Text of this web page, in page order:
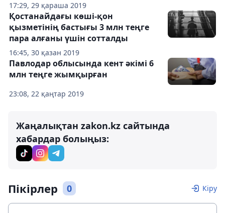
17:29, 29 қараша 2019
16:45, 30 қазан 2019
Қостанайдағы көші-қон
қызметінің бастығы 3 млн теңге
пара алғаны үшін сотталды
23:08, 22 қаңтар 2019
Павлодар облысында кент әкімі 6
млн теңге жымқырған
Жаңалықтан zakon.kz сайтында
хабардар болыңыз:
Пікірлер 0 Кіру